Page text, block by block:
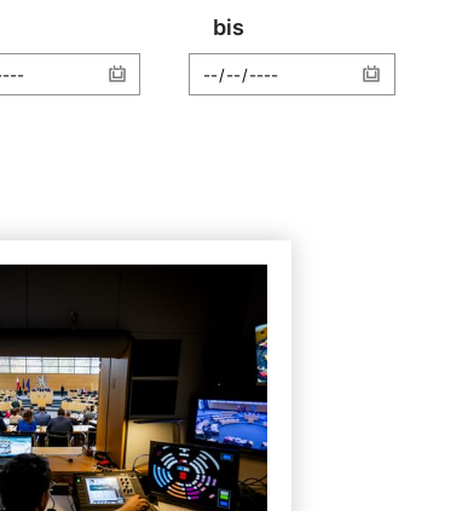
bis